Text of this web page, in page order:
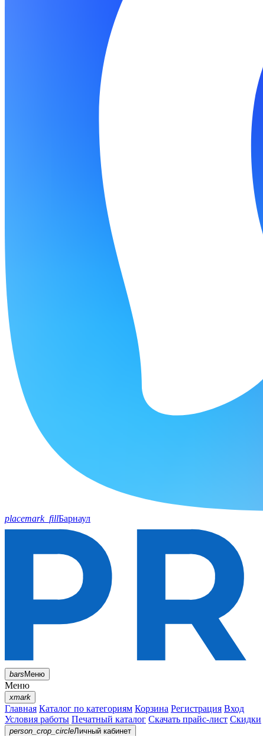
placemark_fillБарнаул
barsМеню
Меню
xmark
Главная Каталог по категориям Корзина Регистрация Вход
Условия работы Печатный каталог Скачать прайс-лист Скидки
person_crop_circleЛичный кабинет